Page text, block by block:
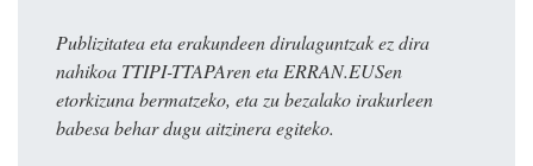
Publizitatea eta erakundeen dirulaguntzak ez dira
nahikoa TTIPI-TTAPAren eta ERRAN.EUSen
etorkizuna bermatzeko, eta zu bezalako irakurleen
babesa behar dugu aitzinera egiteko.